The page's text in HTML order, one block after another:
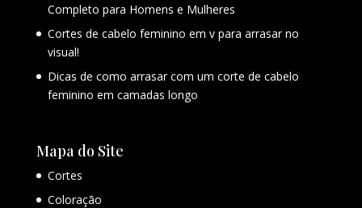
Completo para Homens e Mulheres
Cortes de cabelo feminino em v para arrasar no
visual!
Dicas de como arrasar com um corte de cabelo
feminino em camadas longo
Mapa do Site
Cortes
Coloração